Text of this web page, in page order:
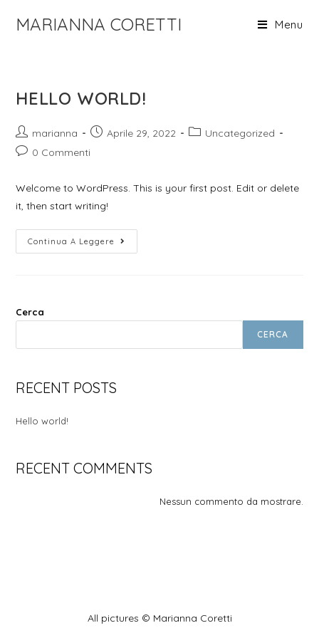
MARIANNA CORETTI Menu
HELLO WORLD!
Autore
dell'articolo:
marianna
ArticoloAprile 29, 2022
Categoria
Uncategorized
Commenti
0 Commenti
Welcome to WordPress. This is your first post. Edit or delete
it, then start writing!
Continua A Leggere Hello
World!
Cerca
CERCA
RECENT POSTS
Hello world!
RECENT COMMENTS
Nessun commento da mostrare.
All pictures © Marianna Coretti